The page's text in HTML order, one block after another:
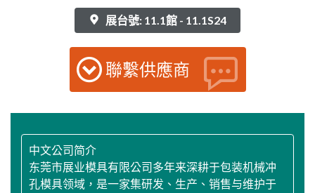
展台號: 11.1館 - 11.1S24
聯繫供應商
中文公司简介
东莞市展业模具有限公司多年来深耕于包装机械冲
孔模具领域，是一家集研发、生产、销售与维护于